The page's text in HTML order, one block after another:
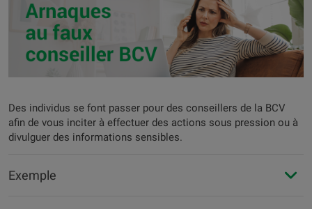
Des individus se font passer pour des conseillers de la BCV
afin de vous inciter à effectuer des actions sous pression ou à
divulguer des informations sensibles.
Exemple